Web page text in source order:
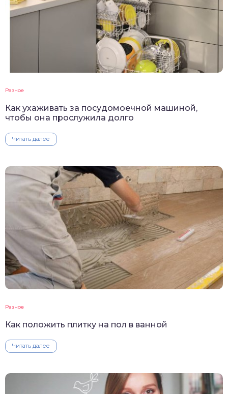
Разное
Как ухаживать за посудомоечной машиной,
чтобы она прослужила долго
Читать далее
Разное
Как положить плитку на пол в ванной
Читать далее